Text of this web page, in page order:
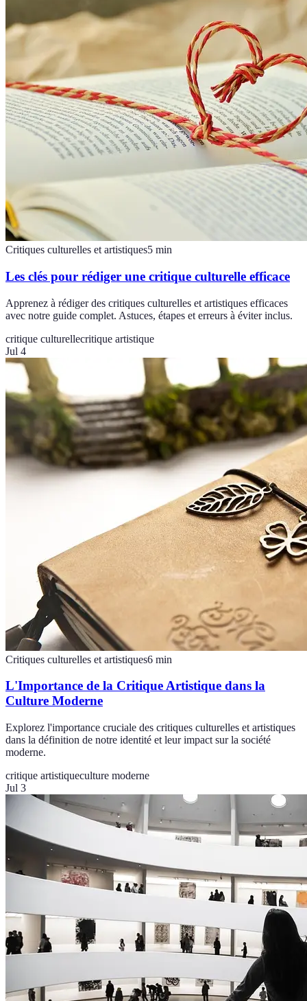
Critiques culturelles et artistiques5 min
Les clés pour rédiger une critique culturelle efficace
Apprenez à rédiger des critiques culturelles et artistiques efficaces
avec notre guide complet. Astuces, étapes et erreurs à éviter inclus.
critique culturellecritique artistique
Jul 4
Critiques culturelles et artistiques6 min
L'Importance de la Critique Artistique dans la
Culture Moderne
Explorez l'importance cruciale des critiques culturelles et artistiques
dans la définition de notre identité et leur impact sur la société
moderne.
critique artistiqueculture moderne
Jul 3